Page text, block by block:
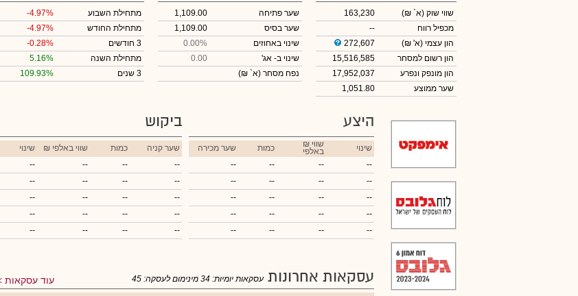
שווי שוק (א` ₪)
163,230
מכפיל רווח
--
הון עצמי (א' ₪)
272,607
הון רשום למסחר
15,516,585
הון מונפק ונפרע
17,952,037
שער ממוצע
1,051.80
שער פתיחה
1,109.00
שער בסיס
1,109.00
שינוי באחוזים
0.00%
שינוי ב- אג'
0.00
נפח מסחר (א` ₪)
מתחילת השבוע
-4.97%
מתחילת החודש
-4.97%
3 חודשים
-0.28%
מתחילת השנה
5.16%
3 שנים
109.93%
היצע
שינוי ₪ שווי
באלפי כמות
שער מכירה
--
--
--
--
--
--
--
--
--
--
--
--
--
--
--
--
--
--
--
--
ביקוש
שער קניה כמות ₪ שווי באלפי
שינוי
--
--
--
--
--
--
--
--
--
--
--
--
--
--
--
--
--
--
--
--
עסקאות אחרונות עוד עסקאות עסקאות יומיות: 34 מינימום לעסקה: 45